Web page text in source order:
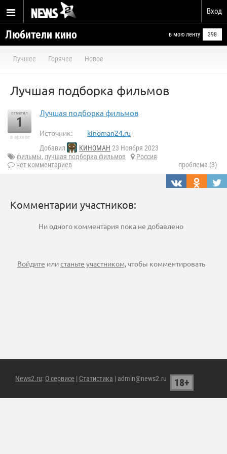
Вход
Любители кино в мою ленту 398
Лучшее Горячее Новое
Лучшая подборка фильмов
отметил
1
в архиве
Лучшая подборка фильмов
Источник: kinoman24.ru
Добавил КИНОМАН 23 Ноября 2023
фильмы, лучшая подборка фильмов
Россия
нет комментариев
проблема (3)
Комментарии участников:
Ни одного комментария пока не добавлено
Войдите илистаньте участником, чтобы комментировать
News2.ru: О сервисе | Статистика | admin@news2.ru 18+